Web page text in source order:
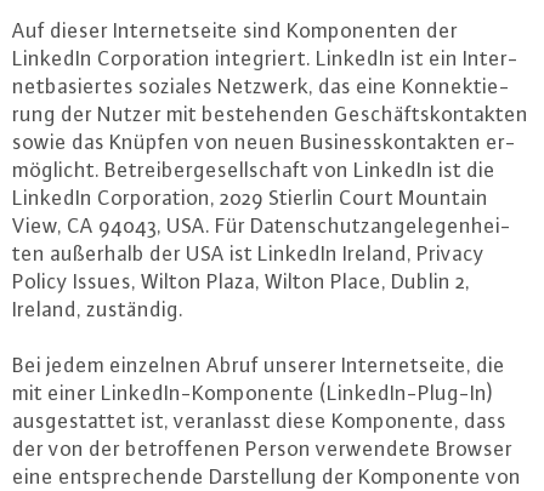
Auf dieser In­ter­net­sei­te sind Kom­po­nen­ten der
LinkedIn Cor­po­ra­ti­on in­te­griert. LinkedIn ist ein In­ter­
net­ba­sier­tes soziales Netzwerk, das eine Kon­nek­tie­
rung der Nutzer mit be­ste­hen­den Ge­schäfts­kon­tak­ten
sowie das Knüpfen von neuen Busi­ness­kon­tak­ten er­
mög­licht. Be­trei­ber­ge­sell­schaft von LinkedIn ist die
LinkedIn Cor­po­ra­ti­on, 2029 Stierlin Court Mountain
View, CA 94043, USA. Für Da­ten­schutz­an­ge­le­gen­hei­
ten außerhalb der USA ist LinkedIn Ireland, Privacy
Policy Issues, Wilton Plaza, Wilton Place, Dublin 2,
Ireland, zuständig.
Bei jedem einzelnen Abruf unserer In­ter­net­sei­te, die
mit einer Lin­ke­dIn-Kom­po­nen­te (Lin­ke­dIn-Plug-In)
aus­ge­stat­tet ist, ver­an­lasst diese Kom­po­nen­te, dass
der von der be­trof­fe­nen Person ver­wen­de­te Browser
eine ent­spre­chen­de Dar­stel­lung der Kom­po­nen­te von